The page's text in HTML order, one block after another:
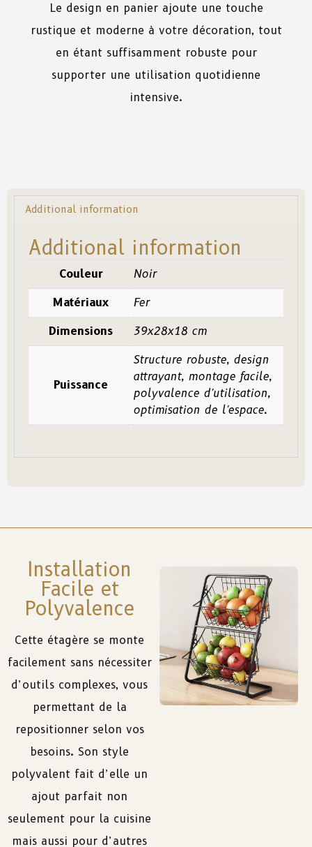
Le design en panier ajoute une touche
rustique et moderne à votre décoration, tout
en étant suffisamment robuste pour
supporter une utilisation quotidienne
intensive.
Additional information
Additional information
Couleur Noir
Matériaux Fer
Dimensions 39x28x18 cm
Puissance
Structure robuste, design
attrayant, montage facile,
polyvalence d'utilisation,
optimisation de l'espace.
Installation
Facile et
Polyvalence
Cette étagère se monte
facilement sans nécessiter
d’outils complexes, vous
permettant de la
repositionner selon vos
besoins. Son style
polyvalent fait d’elle un
ajout parfait non
seulement pour la cuisine
mais aussi pour d’autres